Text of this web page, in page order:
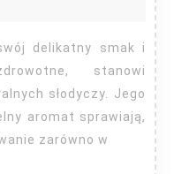
akacjowy?
stanowi
słodyczy. Jego
aromat sprawiają,
zarówno w